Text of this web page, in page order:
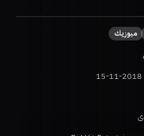
میوزیك
2018-11-15